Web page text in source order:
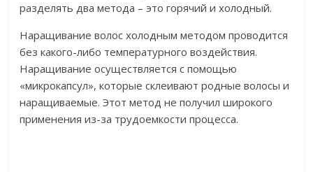
разделять два метода – это горячий и холодный.
Наращивание волос холодным методом проводится
без какого-либо температурного воздействия.
Наращивание осуществляется с помощью
«микрокапсул», которые склеивают родные волосы и
наращиваемые. Этот метод не получил широкого
применения из-за трудоемкости процесса.